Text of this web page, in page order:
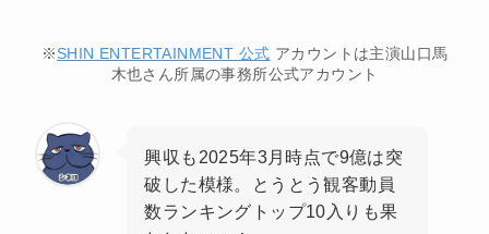
※ SHIN ENTERTAINMENT 公式 アカウントは主演山口馬
木也さん所属の事務所公式アカウント
興収も2025年3月時点で9億は突
破した模様。とうとう観客動員
数ランキングトップ10入りも果